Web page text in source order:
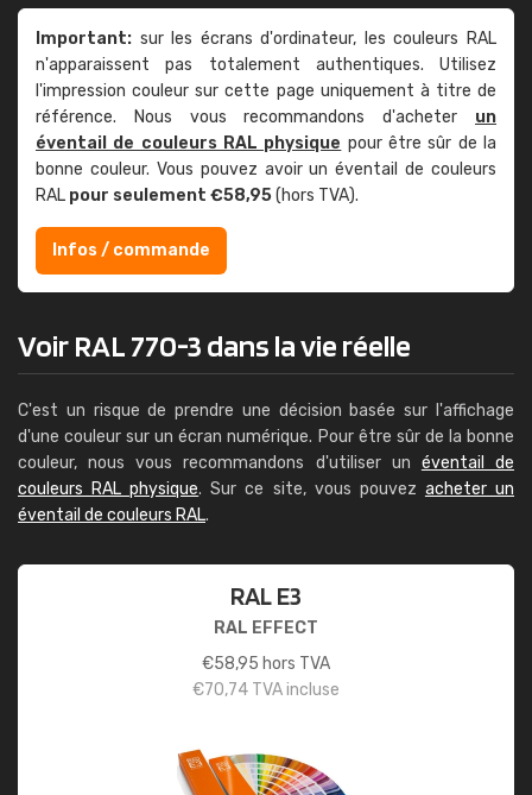
Important: sur les écrans d'ordinateur, les couleurs RAL
n'apparaissent pas totalement authentiques. Utilisez
l'impression couleur sur cette page uniquement à titre de
référence. Nous vous recommandons d'acheter un
éventail de couleurs RAL physique pour être sûr de la
bonne couleur. Vous pouvez avoir un éventail de couleurs
RAL pour seulement €58,95(hors TVA).
Infos / commande
Voir RAL 770-3 dans la vie réelle
C'est un risque de prendre une décision basée sur l'affichage
d'une couleur sur un écran numérique. Pour être sûr de la bonne
couleur, nous vous recommandons d'utiliser un éventail de
couleurs RAL physique. Sur ce site, vous pouvez acheter un
éventail de couleurs RAL.
RAL E3
RAL EFFECT
€58,95 hors TVA
€70,74 TVA incluse